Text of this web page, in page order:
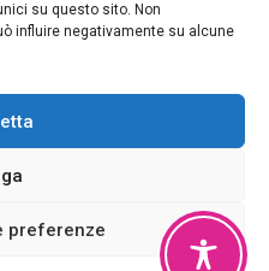
su questo sito. Non
influire negativamente su alcune
preferenze